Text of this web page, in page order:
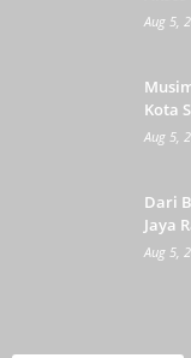
Aug 5,
Kota
Aug 5,
Dari
Jaya
Aug 5,